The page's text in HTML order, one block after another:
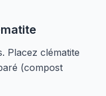
Placez clématite
(compost